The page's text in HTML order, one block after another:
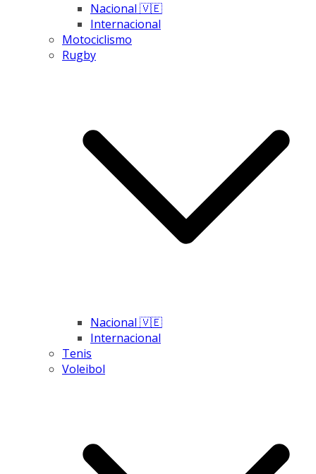
Nacional 🇻🇪
Internacional
Motociclismo
Rugby
Nacional 🇻🇪
Internacional
Tenis
Voleibol